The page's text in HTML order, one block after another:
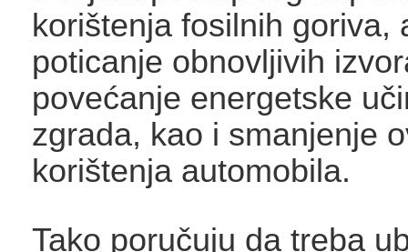
korištenja fosilnih goriva,
poticanje obnovljivih
povećanje energetske
zgrada, kao i smanjenje
korištenja automobila.
Tako poručuju da treba